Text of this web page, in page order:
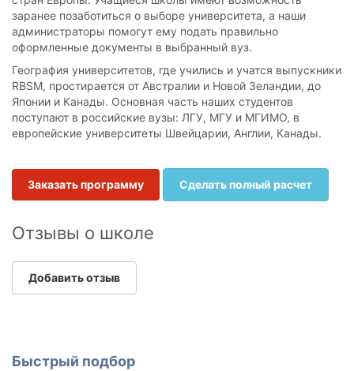
заранее позаботиться о выборе университета, а наши
администраторы помогут ему подать правильно
оформленные документы в выбранный вуз.
География университетов, где учились и учатся выпускники
RBSM, простирается от Австралии и Новой Зеландии, до
Японии и Канады. Основная часть наших студентов
поступают в российские вузы: ЛГУ, МГУ и МГИМО, в
европейские университеты Швейцарии, Англии, Канады.
Заказать программу Сделать полный расчет
Отзывы о школе
Добавить отзыв
Быстрый подбор